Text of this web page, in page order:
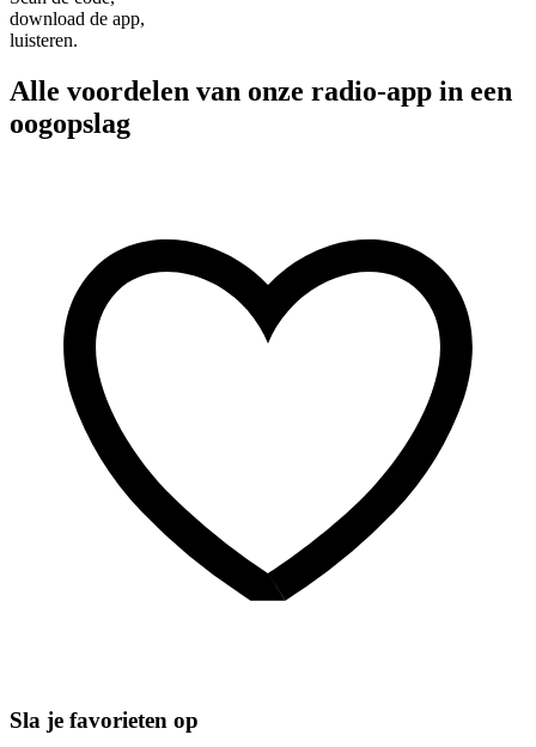
download de app,
luisteren.
Alle voordelen van onze radio-app in een
oogopslag
Sla je favorieten op